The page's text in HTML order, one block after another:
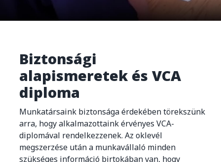
Biztonsági
alapismeretek és VCA
diploma
Munkatársaink biztonsága érdekében törekszünk
arra, hogy alkalmazottaink érvényes VCA-
diplomával rendelkezzenek. Az oklevél
megszerzése után a munkavállaló minden
szükséges információ birtokában van, hogy